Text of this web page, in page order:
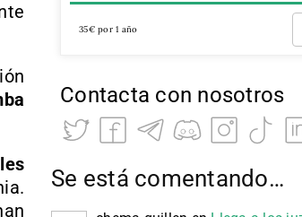
35€ por 1 año
Contacta con nosotros
Se está comentando…